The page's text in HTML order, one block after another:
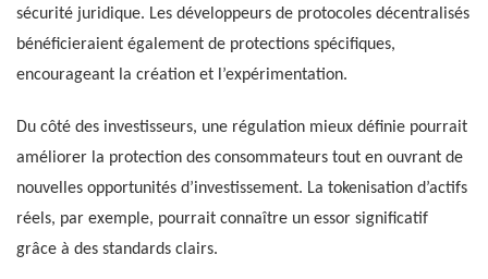
sécurité juridique. Les développeurs de protocoles décentralisés
bénéficieraient également de protections spécifiques,
encourageant la création et l’expérimentation.
Du côté des investisseurs, une régulation mieux définie pourrait
améliorer la protection des consommateurs tout en ouvrant de
nouvelles opportunités d’investissement. La tokenisation d’actifs
réels, par exemple, pourrait connaître un essor significatif
grâce à des standards clairs.